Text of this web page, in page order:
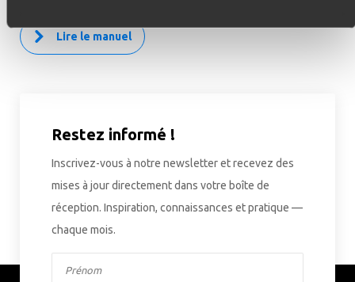
Lire le manuel
Restez informé !
Inscrivez-vous à notre newsletter et recevez des
mises à jour directement dans votre boîte de
réception. Inspiration, connaissances et pratique —
chaque mois.